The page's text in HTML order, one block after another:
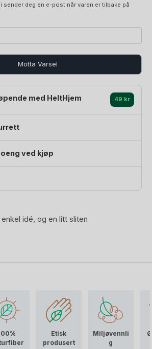
sender deg en e-post når varen er tilbake på
Motta Varsel
med HeltHjem 49 kr
ved kjøp
idé, og en litt sliten
fikk da Vivienne startet i barnehagen
vi ikke fullt støtter, men etter et år
må da finnes en bedre måte å bære
hverdagen på?
i en bag til barnehageskift:
Etisk
produsert
Miljøvennli
g